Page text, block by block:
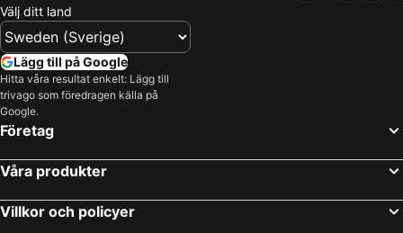
Välj ditt land
Lägg till på Google
Hitta våra resultat enkelt: Lägg till
trivago som föredragen källa på
Google.
Företag
Våra produkter
Villkor och policyer